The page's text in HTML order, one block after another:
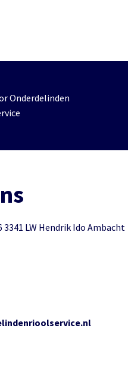
Onderdelinden
3341 LW Hendrik Ido Ambacht